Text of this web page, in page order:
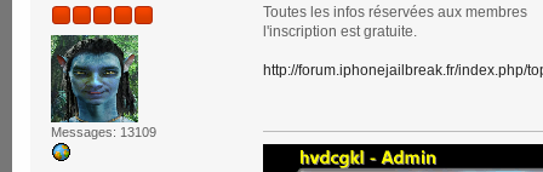
Messages: 13109
Toutes les infos réservées aux membres
l'inscription est gratuite.
http://forum.iphonejailbreak.fr/index.php/